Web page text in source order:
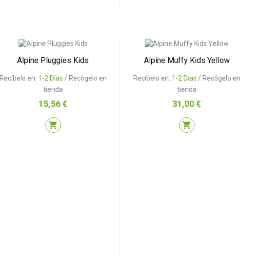
Alpine Pluggies Kids
Recíbelo en: 1-2 Días / Recógelo en
tienda
Precio
15,56 €
shopping_cart
Alpine Muffy Kids Yellow
Recíbelo en: 1-2 Días / Recógelo en
tienda
Precio
31,00 €
shopping_cart